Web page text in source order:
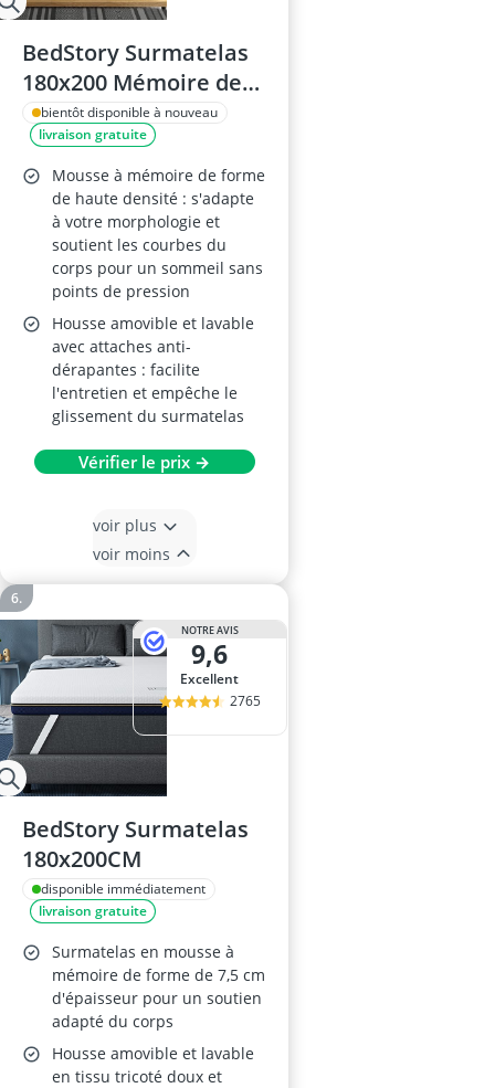
BedStory Surmatelas
180x200 Mémoire de
Forme
bientôt disponible à nouveau
livraison gratuite
Mousse à mémoire de forme
de haute densité : s'adapte
à votre morphologie et
soutient les courbes du
corps pour un sommeil sans
points de pression
Housse amovible et lavable
avec attaches anti-
dérapantes : facilite
l'entretien et empêche le
glissement du surmatelas
Vérifier le prix →
voir plus
voir moins
NOTRE AVIS
9,6
Excellent
2765
BedStory Surmatelas
180x200CM
disponible immédiatement
livraison gratuite
Surmatelas en mousse à
mémoire de forme de 7,5 cm
d'épaisseur pour un soutien
adapté du corps
Housse amovible et lavable
en tissu tricoté doux et